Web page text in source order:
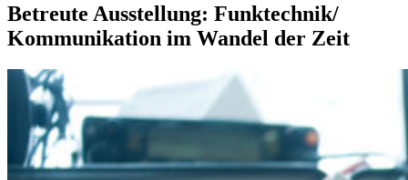
Betreute Ausstellung: Funktechnik/
Kommunikation im Wandel der Zeit